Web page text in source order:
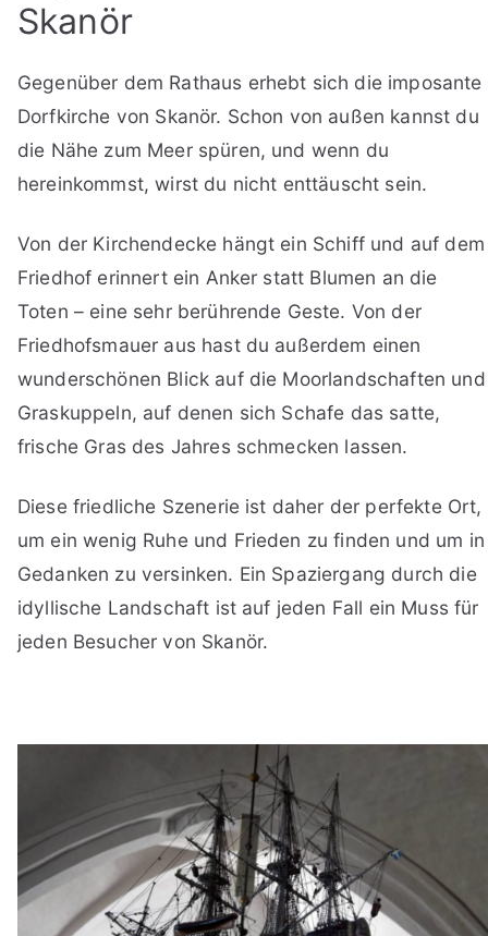
Skanör
Gegenüber dem Rathaus erhebt sich die imposante
Dorfkirche von Skanör. Schon von außen kannst du
die Nähe zum Meer spüren, und wenn du
hereinkommst, wirst du nicht enttäuscht sein.
Von der Kirchendecke hängt ein Schiff und auf dem
Friedhof erinnert ein Anker statt Blumen an die
Toten – eine sehr berührende Geste. Von der
Friedhofsmauer aus hast du außerdem einen
wunderschönen Blick auf die Moorlandschaften und
Graskuppeln, auf denen sich Schafe das satte,
frische Gras des Jahres schmecken lassen.
Diese friedliche Szenerie ist daher der perfekte Ort,
um ein wenig Ruhe und Frieden zu finden und um in
Gedanken zu versinken. Ein Spaziergang durch die
idyllische Landschaft ist auf jeden Fall ein Muss für
jeden Besucher von Skanör.